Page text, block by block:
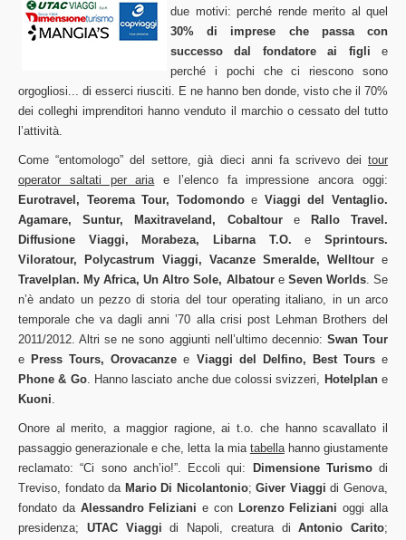
due motivi: perché rende merito al quel
30% di imprese che passa con
successo dal fondatore ai figli e
perché i pochi che ci riescono sono
orgogliosi... di esserci riusciti. E ne hanno ben donde, visto che il 70%
dei colleghi imprenditori hanno venduto il marchio o cessato del tutto
l’attività.
Come “entomologo” del settore, già dieci anni fa scrivevo dei tour
operator saltati per ariae l’elenco fa impressione ancora oggi:
Eurotravel, Teorema Tour, Todomondoe Viaggi del Ventaglio.
Agamare, Suntur, Maxitraveland, Cobaltour eRallo Travel.
Diffusione Viaggi, Morabeza, Libarna T.O.e Sprintours.
Viloratour, Polycastrum Viaggi, Vacanze Smeralde, Welltour e
Travelplan. My Africa, Un Altro Sole, Albatour eSeven Worlds. Se
n’è andato un pezzo di storia del tour operating italiano, in un arco
temporale che va dagli anni ’70 alla crisi post Lehman Brothers del
2011/2012. Altri se ne sono aggiunti nell’ultimo decennio: Swan Tour
e Press Tours, Orovacanzee Viaggi del Delfino, Best Tourse
Phone & Go. Hanno lasciato anche due colossi svizzeri, Hotelplane
Kuoni.
Onore al merito, a maggior ragione, ai t.o. che hanno scavallato il
passaggio generazionale e che, letta la mia tabellahanno giustamente
reclamato: “Ci sono anch’io!”. Eccoli qui:
Dimensione Turismodi
Treviso, fondato da Mario Di Nicolantonio;Giver Viaggi di Genova,
fondato da Alessandro Feliziani e con Lorenzo Feliziani oggi alla
presidenza; UTAC Viaggi di Napoli, creatura diAntonio Carito;